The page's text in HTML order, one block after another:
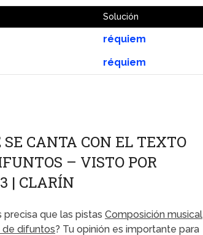
Solución
réquiem
réquiem
CANTA CON EL TEXTO
– VISTO POR
| CLARÍN
que las pistas Composición musical
de difuntos? Tu opinión es importante para